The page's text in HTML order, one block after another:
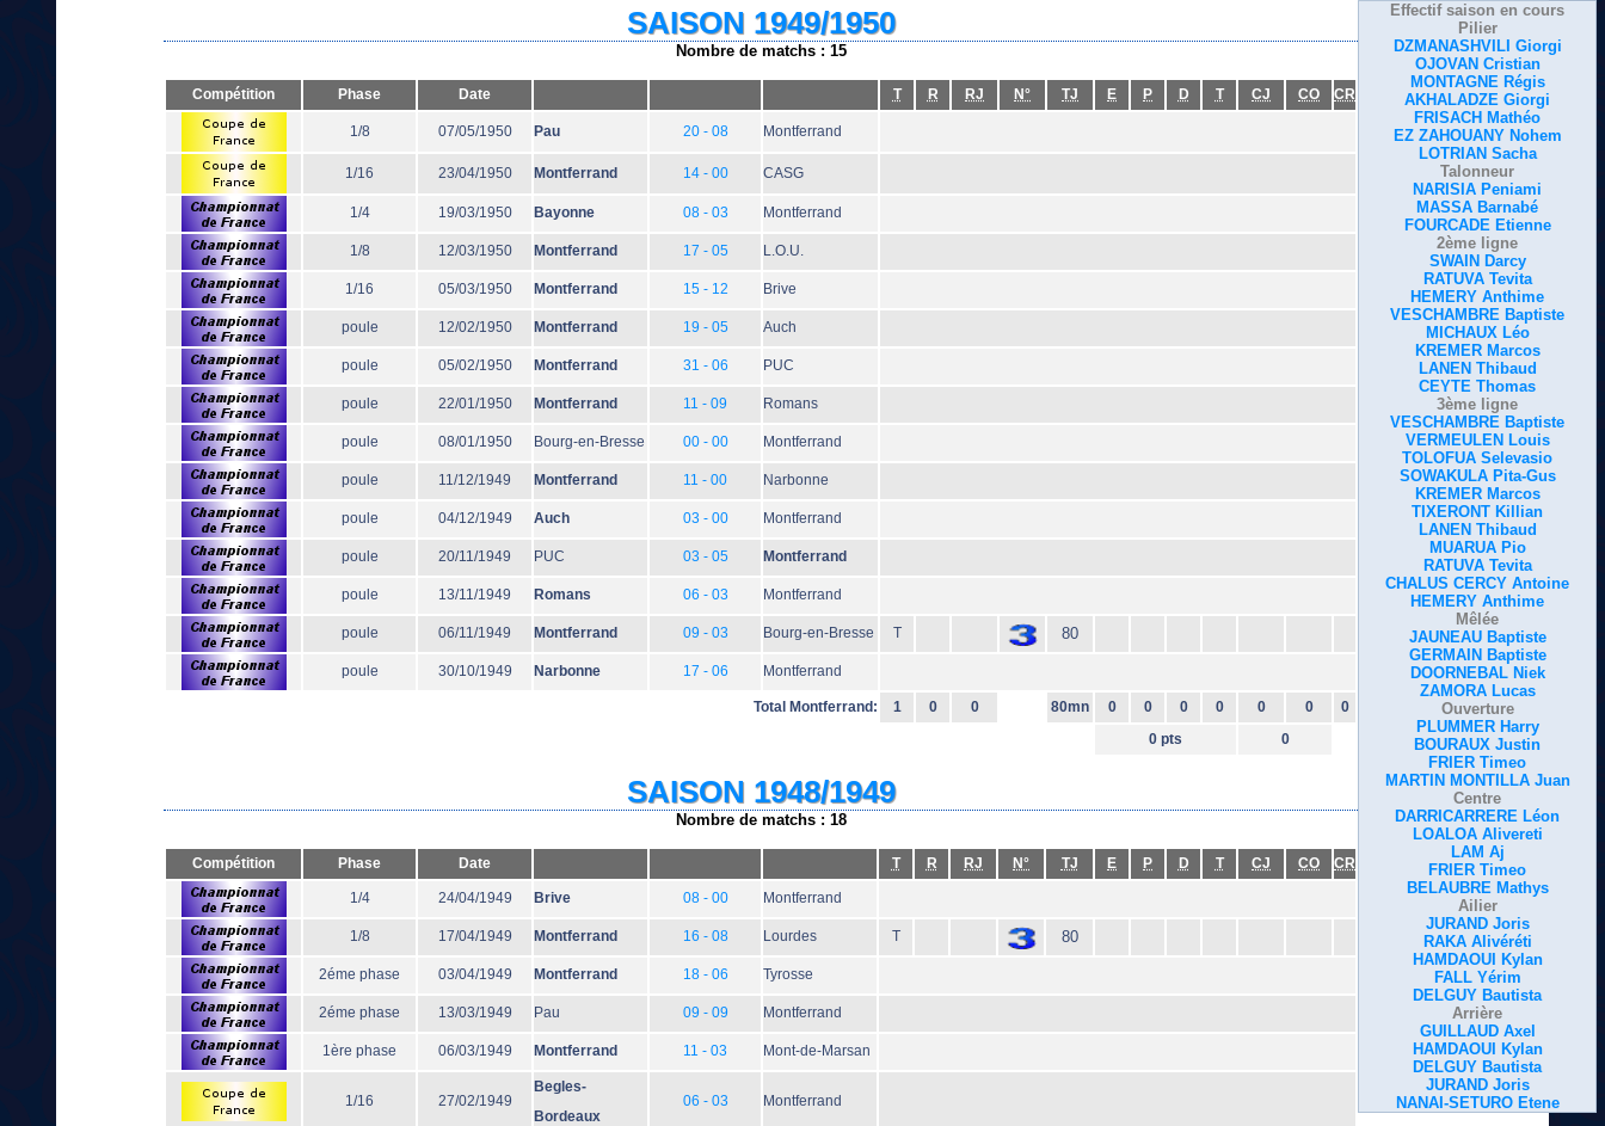
Effectif saison en cours
Pilier
DZMANASHVILI Giorgi
OJOVAN Cristian
MONTAGNE Régis
AKHALADZE Giorgi
FRISACH Mathéo
EZ ZAHOUANY Nohem
LOTRIAN Sacha
Talonneur
NARISIA Peniami
MASSA Barnabé
FOURCADE Etienne
2ème ligne
SWAIN Darcy
RATUVA Tevita
HEMERY Anthime
VESCHAMBRE Baptiste
MICHAUX Léo
KREMER Marcos
LANEN Thibaud
CEYTE Thomas
3ème ligne
VESCHAMBRE Baptiste
VERMEULEN Louis
TOLOFUA Selevasio
SOWAKULA Pita-Gus
KREMER Marcos
TIXERONT Killian
LANEN Thibaud
MUARUA Pio
RATUVA Tevita
CHALUS CERCY Antoine
HEMERY Anthime
Mêlée
JAUNEAU Baptiste
GERMAIN Baptiste
DOORNEBAL Niek
ZAMORA Lucas
Ouverture
PLUMMER Harry
BOURAUX Justin
FRIER Timeo
MARTIN MONTILLA Juan
Centre
DARRICARRERE Léon
LOALOA Alivereti
LAM Aj
FRIER Timeo
BELAUBRE Mathys
Ailier
JURAND Joris
RAKA Alivéréti
HAMDAOUI Kylan
FALL Yérim
DELGUY Bautista
Arrière
GUILLAUD Axel
HAMDAOUI Kylan
DELGUY Bautista
JURAND Joris
NANAI-SETURO Etene
SAISON 1949/1950
Nombre de matchs : 15
Compétition Phase Date T R RJ N° TJ E P D T CJ CO CR
1/8 07/05/1950 Pau 20 - 08 Montferrand
1/16 23/04/1950 Montferrand 14 - 00 CASG
1/4 19/03/1950 Bayonne 08 - 03 Montferrand
1/8 12/03/1950 Montferrand 17 - 05 L.O.U.
1/16 05/03/1950 Montferrand 15 - 12 Brive
poule 12/02/1950 Montferrand 19 - 05 Auch
poule 05/02/1950 Montferrand 31 - 06 PUC
poule 22/01/1950 Montferrand 11 - 09 Romans
poule 08/01/1950 Bourg-en-Bresse 00 - 00 Montferrand
poule 11/12/1949 Montferrand 11 - 00 Narbonne
poule 04/12/1949 Auch 03 - 00 Montferrand
poule 20/11/1949 PUC 03 - 05 Montferrand
poule 13/11/1949 Romans 06 - 03 Montferrand
poule 06/11/1949 Montferrand 09 - 03 Bourg-en-Bresse T 80
poule 30/10/1949 Narbonne 17 - 06 Montferrand
Total Montferrand: 1 0 0 80mn 0 0 0 0 0 0
0
0 pts
0
SAISON 1948/1949
Nombre de matchs : 18
Compétition Phase Date T R RJ N° TJ E P D T CJ CO CR
1/4 24/04/1949 Brive 08 - 00 Montferrand
1/8 17/04/1949 Montferrand 16 - 08 Lourdes T 80
2éme phase 03/04/1949 Montferrand 18 - 06 Tyrosse
2éme phase 13/03/1949 Pau 09 - 09 Montferrand
1ère phase 06/03/1949 Montferrand 11 - 03 Mont-de-Marsan
1/16 27/02/1949
Begles-
Bordeaux
06 - 03 Montferrand